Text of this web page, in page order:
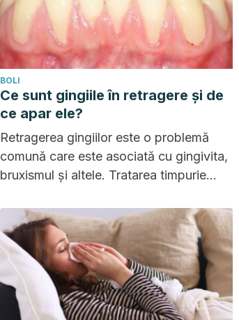
BOLI
Ce sunt gingiile în retragere și de
ce apar ele?
Retragerea gingiilor este o problemă
comună care este asociată cu gingivita,
bruxismul și altele. Tratarea timpurie